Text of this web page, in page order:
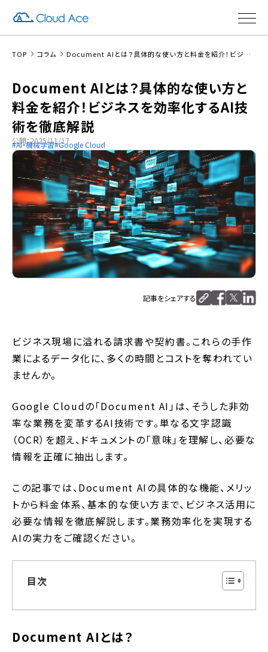
TOP コラム Document AIとは？具体的な使い方と料金を紹介！ビジネスを効率化するAI技術を徹底解説
Document AIとは？具体的な使い方と
料金を紹介！ビジネスを効率化するAI技
術を徹底解説
公開：2025/11/17
AI・機械学習 Google Cloud
記事をシェアする
ビジネス現場に溢れる請求書や契約書。これらの手作
業によるデータ化に、多くの時間とコストを奪われてい
ませんか。
Google Cloudの「Document AI」は、そうした非効
率な業務を変革するAI技術です。単なる文字認識
（OCR）を超え、ドキュメントの「意味」を理解し、必要な
情報を正確に抽出します。
この記事では、Document AIの具体的な機能、メリッ
トから料金体系、基本的な使い方まで、ビジネス活用に
必要な情報を徹底解説します。業務効率化を実現する
AIの実力をご確認ください。
目次
Document AIとは？